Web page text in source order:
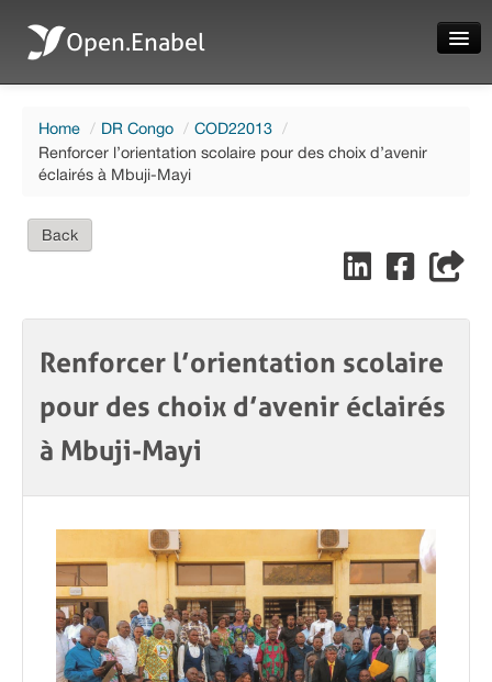
Open.Enabel
About
Projects
News
Language
Login
Home / DR Congo / COD22013 /
Renforcer l’orientation scolaire pour des choix d’avenir
éclairés à Mbuji-Mayi
Back
Renforcer l’orientation scolaire
pour des choix d’avenir éclairés
à Mbuji-Mayi